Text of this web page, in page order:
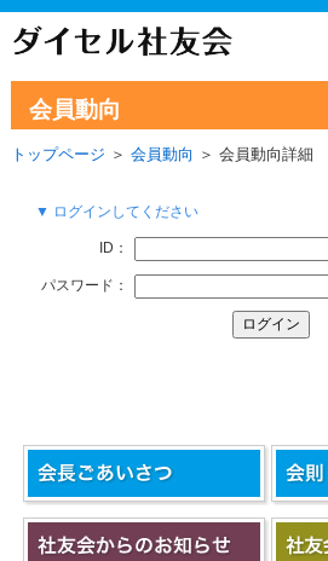
会員動向
トップページ ＞ 会員動向 ＞ 会員動向詳細
▼ ログインしてください
ID：
パスワード：